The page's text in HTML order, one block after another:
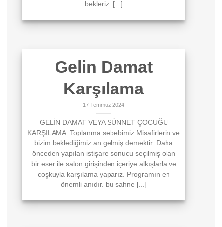
bekleriz. [...]
Gelin Damat
Karşılama
17 Temmuz 2024
GELİN DAMAT VEYA SÜNNET ÇOCUĞU
KARŞILAMA Toplanma sebebimiz Misafirlerin ve
bizim beklediğimiz an gelmiş demektir. Daha
önceden yapılan istişare sonucu seçilmiş olan
bir eser ile salon girişinden içeriye alkışlarla ve
coşkuyla karşılama yaparız. Programın en
önemli anıdır. bu sahne [...]